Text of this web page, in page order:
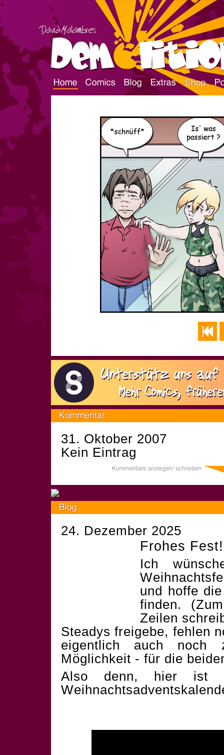
31. Oktober 2007
Kein Eintrag
24. Dezember 2025
Frohes Fest!
Ich
und hoffe
finden.
Zeilen
Steadys freigebe, fehlen
eigentlich auch noch
Möglichkeit - für die
Also denn, hier ist